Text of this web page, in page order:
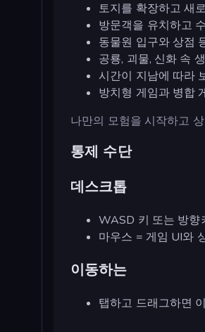
토지를 확장하고 새
방문객을 유치하고
동물원 입구와 상점
공룡, 괴물, 신화 속
시간이 지남에 따라
방치형 게임과 병합
나만의 모험을 시작하고
통제 수단
데스크톱
WASD 키 또는 방향
마우스 = 게임 UI와
이동하는
탭하고 드래그하면